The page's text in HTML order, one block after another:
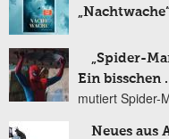
„Spider-
Ein bisschen
mutiert Spider-
Neues aus